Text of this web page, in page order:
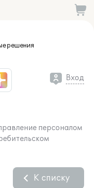
решения
Вход
персоналом
К списку